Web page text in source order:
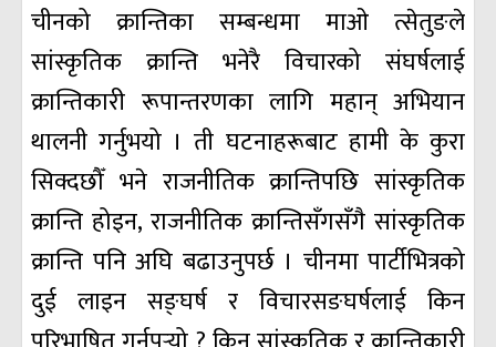
चीनको क्रान्तिका सम्बन्धमा माओ त्सेतुङले
सांस्कृतिक क्रान्ति भनेरै विचारको संघर्षलाई
क्रान्तिकारी रूपान्तरणका लागि महान् अभियान
थालनी गर्नुभयो । ती घटनाहरूबाट हामी के कुरा
सिक्दछौँ भने राजनीतिक क्रान्तिपछि सांस्कृतिक
क्रान्ति होइन, राजनीतिक क्रान्तिसँगसँगै सांस्कृतिक
क्रान्ति पनि अघि बढाउनुपर्छ । चीनमा पार्टीभित्रको
दुई लाइन सङ्घर्ष र विचारसङघर्षलाई किन